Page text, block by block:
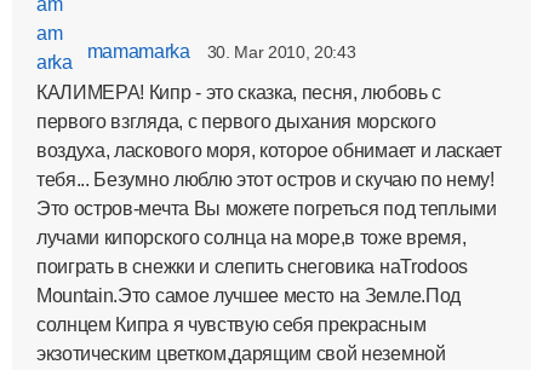
mamamarka 30. Mar 2010, 20:43
КАЛИМЕРА! Кипр - это сказка, песня, любовь с
первого взгляда, с первого дыхания морского
воздуха, ласкового моря, которое обнимает и ласкает
тебя... Безумно люблю этот остров и скучаю по нему!
Это остров-мечта Вы можете погреться под теплыми
лучами кипорского солнца на море,в тоже время,
поиграть в снежки и слепить снеговика наTrodoos
Mountain.Это самое лучшее место на Земле.Под
солнцем Кипра я чувствую себя прекрасным
экзотическим цветком,дарящим свой неземной